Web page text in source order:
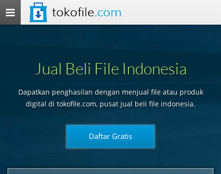
Toggle
navigation
tokofile.com
Jual Beli File Indonesia
Dapatkan penghasilan dengan menjual file atau produk
digital di tokofile.com, pusat jual beli file indonesia.
Daftar Gratis